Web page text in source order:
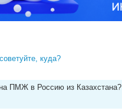
куда?
ПМЖ в Россию из Казахстана?